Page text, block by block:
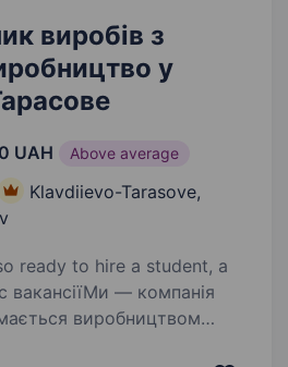
виробів з
у
UAH Above average
Klavdiievo-Tarasove,
ready to hire a student, a
виробництвом